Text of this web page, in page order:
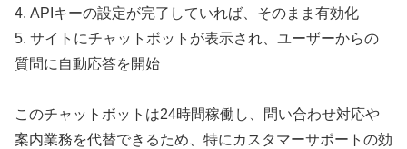
4. APIキーの設定が完了していれば、そのまま有効化
5. サイトにチャットボットが表示され、ユーザーからの
質問に自動応答を開始
このチャットボットは24時間稼働し、問い合わせ対応や
案内業務を代替できるため、特にカスタマーサポートの効